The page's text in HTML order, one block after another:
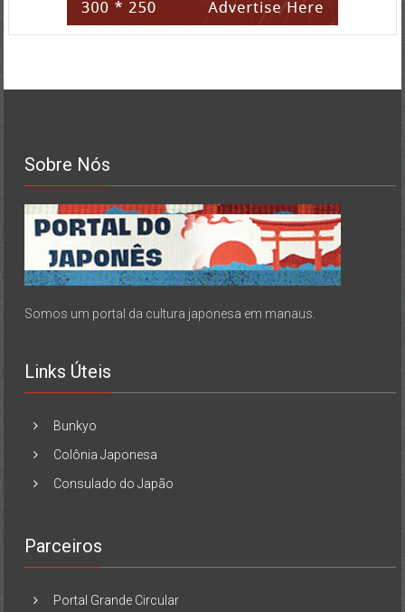
Sobre Nós
Somos um portal da cultura japonesa em manaus.
Links Úteis
Bunkyo
Colônia Japonesa
Consulado do Japão
Parceiros
Portal Grande Circular